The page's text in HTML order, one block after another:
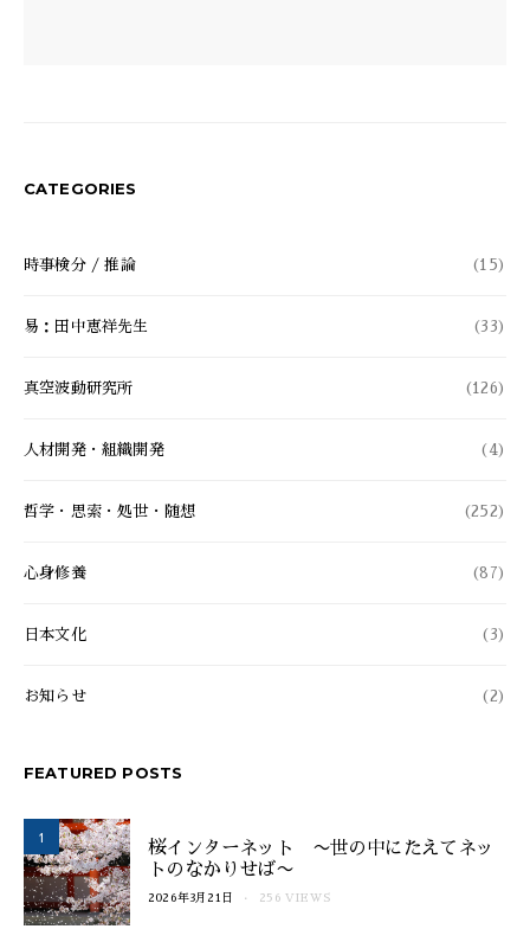
CATEGORIES
時事検分 / 推論 (15)
易：田中恵祥先生 (33)
真空波動研究所 (126)
人材開発・組織開発 (4)
哲学・思索・処世・随想 (252)
心身修養 (87)
日本文化 (3)
お知らせ (2)
FEATURED POSTS
1
桜インターネット 〜世の中にたえてネッ
トのなかりせば〜
2026年3月21日 256 VIEWS